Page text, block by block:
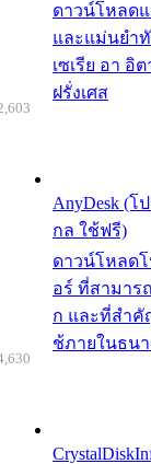
ดาวน์โหลดแ
และแม่นยำ
เซเรีย อา อิ
ฝรั่งเศส
AnyDesk (
กล ใช้ฟรี)
ดาวน์โหลด
อร์ ที่สามาร
ก และที่สำคั
ช้ภายในธน